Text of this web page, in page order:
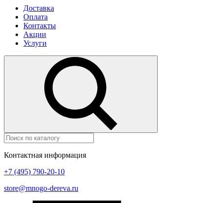
Доставка
Оплата
Контакты
Акции
Услуги
Контактная информация
+7 (495) 790-20-10
store@mnogo-dereva.ru